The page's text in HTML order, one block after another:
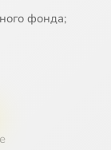
фонда;